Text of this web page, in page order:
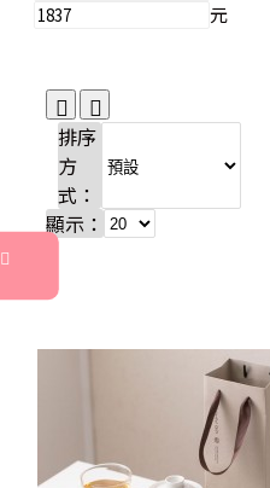
元
排序
方
式：
顯示：